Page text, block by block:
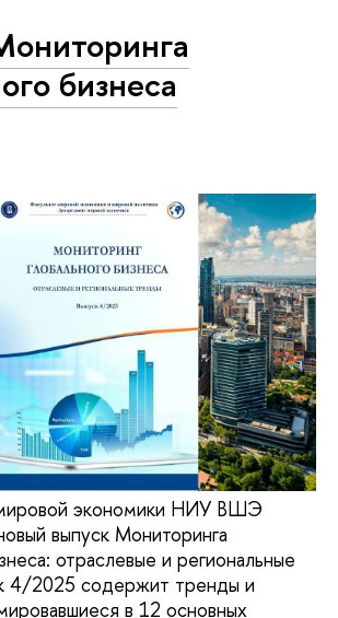
бизнеса
экономики НИУ ВШЭ
выпуск Мониторинга
отраслевые и региональные
4/2025 содержит тренды и
в 12 основных